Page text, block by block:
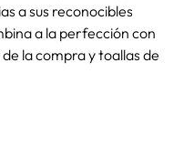
a sus reconocibles
a la perfección con
la compra y toallas de